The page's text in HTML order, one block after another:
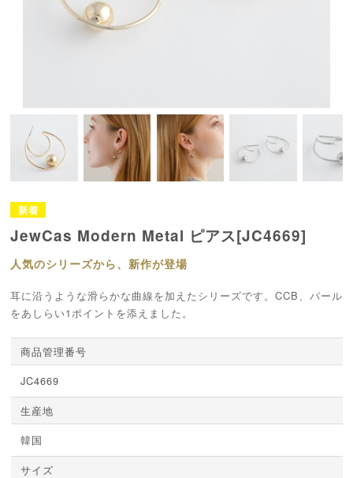
JewCas Modern Metal ピアス[JC4669]
人気のシリーズから、新作が登場
耳に沿うような滑らかな曲線を加えたシリーズです。CCB、パール
をあしらい1ポイントを添えました。
商品管理番号
JC4669
生産地
韓国
サイズ